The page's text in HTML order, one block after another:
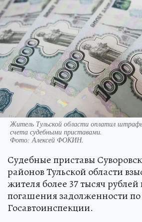
Житель Тульской области оплатил
счета судебными приставами.
Фото: Алексей ФОКИН.
Судебные приставы
районов Тульской области
жителя более 37 тысяч рублей
погашения задолженности
Госавтоинспекции.